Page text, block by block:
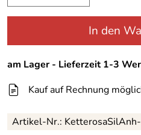
In den
am Lager - Lieferzeit 1-3
Kauf auf Rechnung
Artikel-Nr.: